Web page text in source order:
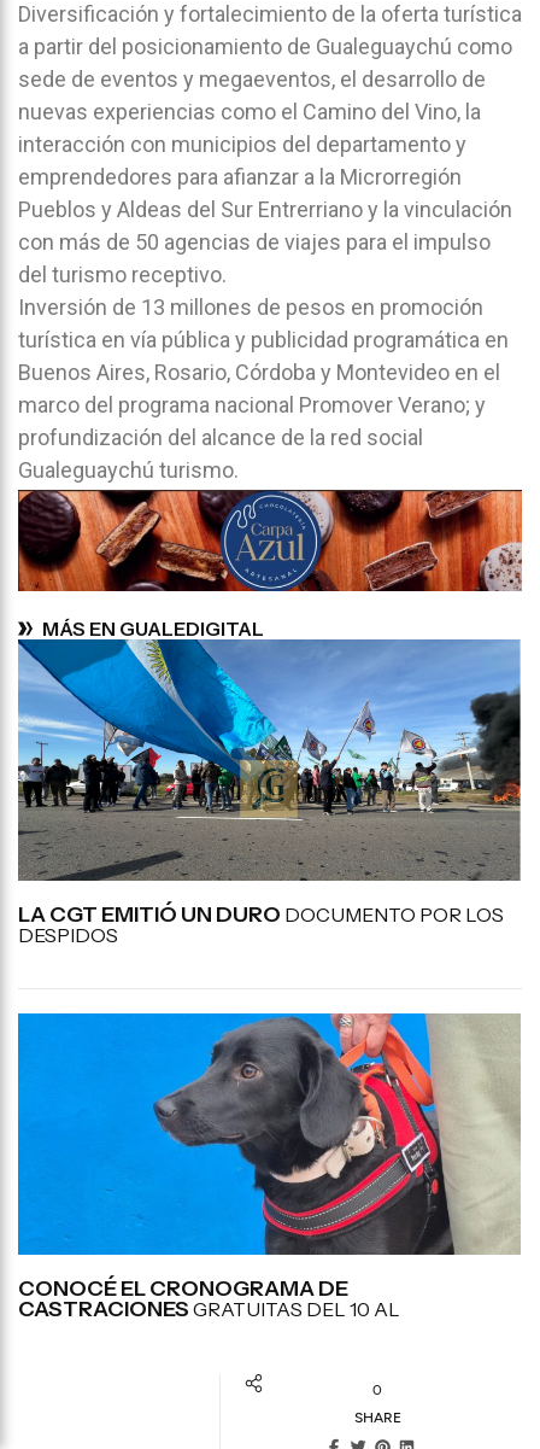
Diversificación y fortalecimiento de la oferta turística
a partir del posicionamiento de Gualeguaychú como
sede de eventos y megaeventos, el desarrollo de
nuevas experiencias como el Camino del Vino, la
interacción con municipios del departamento y
emprendedores para afianzar a la Microrregión
Pueblos y Aldeas del Sur Entrerriano y la vinculación
con más de 50 agencias de viajes para el impulso
del turismo receptivo.
Inversión de 13 millones de pesos en promoción
turística en vía pública y publicidad programática en
Buenos Aires, Rosario, Córdoba y Montevideo en el
marco del programa nacional Promover Verano; y
profundización del alcance de la red social
Gualeguaychú turismo.
MÁS EN GUALEDIGITAL
LA CGT EMITIÓ UN DURO DOCUMENTO POR LOS
DESPIDOS
CONOCÉ EL CRONOGRAMA DE
CASTRACIONES GRATUITAS DEL 10 AL
0
SHARE